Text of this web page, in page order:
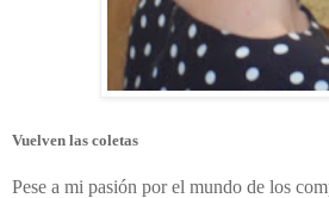
Vuelven las coletas
Pese a mi pasión por el mundo de los